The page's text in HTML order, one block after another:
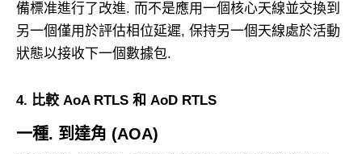
備標准進行了改進. 而不是應用一個核心天線並交換到
另一個僅用於評估相位延遲, 保持另一個天線處於活動
狀態以接收下一個數據包.
4. 比較 AoA RTLS 和 AoD RTLS
一種. 到達角 (AOA)